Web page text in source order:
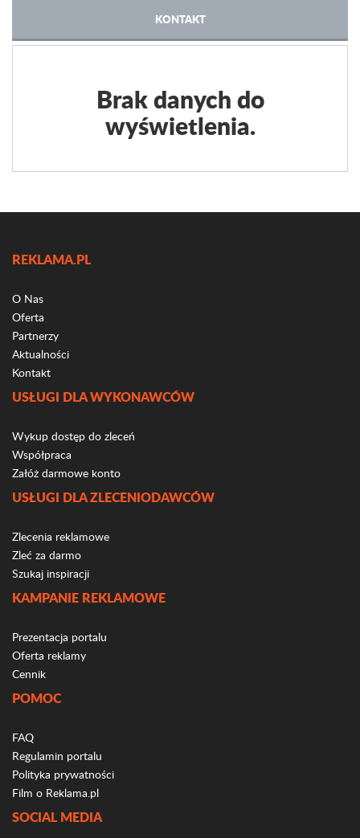
KONTAKT
Brak danych do
wyświetlenia.
REKLAMA.PL
O Nas
Oferta
Partnerzy
Aktualności
Kontakt
USŁUGI DLA WYKONAWCÓW
Wykup dostęp do zleceń
Współpraca
Załóż darmowe konto
USŁUGI DLA ZLECENIODAWCÓW
Zlecenia reklamowe
Zleć za darmo
Szukaj inspiracji
KAMPANIE REKLAMOWE
Prezentacja portalu
Oferta reklamy
Cennik
POMOC
FAQ
Regulamin portalu
Polityka prywatności
Film o Reklama.pl
SOCIAL MEDIA